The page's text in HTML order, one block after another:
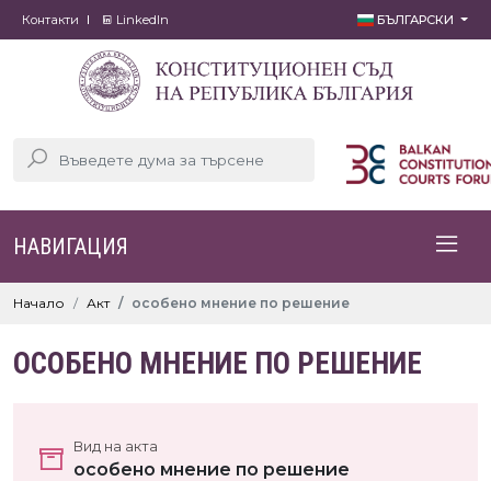
Контакти LinkedIn БЪЛГАРСКИ
НАВИГАЦИЯ
Начало Акт особено мнение по решение
ОСОБЕНО МНЕНИЕ ПО РЕШЕНИЕ
Вид на акта
особено мнение по решение